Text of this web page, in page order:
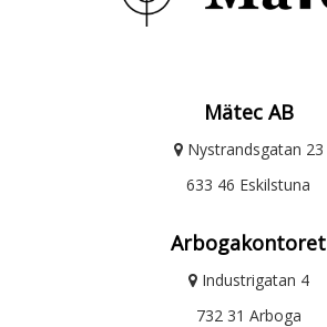
Mätec AB
Nystrandsgatan 23
633 46 Eskilstuna
Arbogakontoret
Industrigatan 4
732 31 Arboga